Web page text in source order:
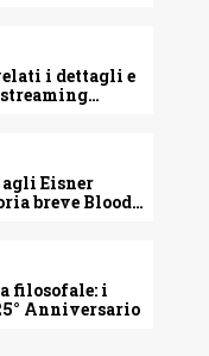
i dettagli e
Eisner
breve Blood
filosofale: i
Anniversario